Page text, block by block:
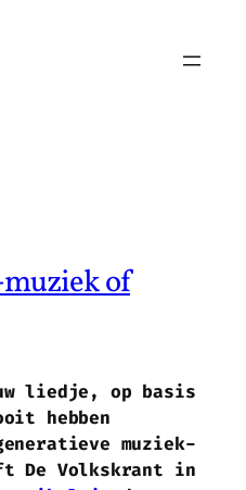
of
liedje, op basis
hebben
muziek-
De Volkskrant in